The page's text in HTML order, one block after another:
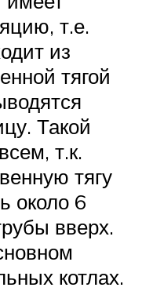
т.е.
из
тягой
Такой
т.к.
тягу
около 6
вверх.
котлах.